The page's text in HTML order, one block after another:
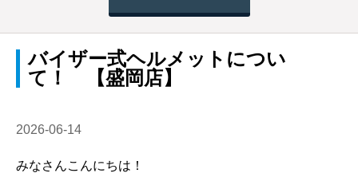
バイザー式ヘルメットについ
て！ 【盛岡店】
2026-06-14
みなさんこんにちは！